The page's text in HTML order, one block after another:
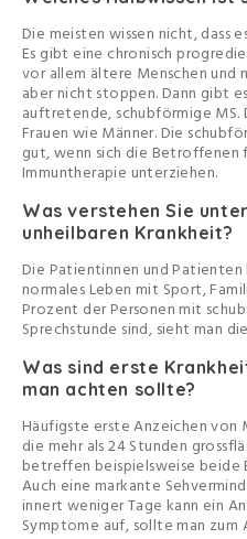
Die meisten wissen nicht, dass
Es gibt eine chronisch
vor allem ältere Menschen und
aber nicht stoppen. Dann gibt
auftretende, schubförmige
Frauen wie Männer. Die
gut, wenn sich die Betroffenen
Immuntherapie unterziehen.
Was verstehen Sie
unheilbaren Krankheit?
Die Patientinnen und
normales Leben mit Sport,
Prozent der Personen mit
Sprechstunde sind, sieht man
Was sind erste
man achten sollte?
Häufigste erste Anzeichen von
die mehr als 24 Stunden
betreffen beispielsweise
Auch eine markante
innert weniger Tage kann ein
Symptome auf, sollte man zum